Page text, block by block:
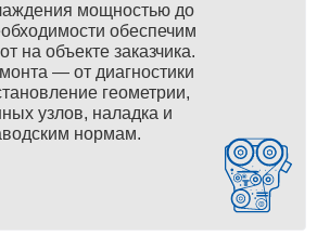
мощностью до
обеспечим
на объекте заказчика.
— от диагностики
геометрии,
узлов, наладка и
нормам.